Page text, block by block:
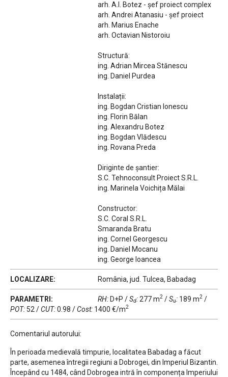
arh. A.I. Botez - șef proiect complex
arh. Andrei Atanasiu - șef proiect
arh. Marius Enache
arh. Octavian Nistoroiu
Structură:
ing. Adrian Mircea Stănescu
ing. Daniel Purdea
Instalații:
ing. Bogdan Cristian Ionescu
ing. Florin Bălan
ing. Alexandru Botez
ing. Bogdan Vlădescu
ing. Rovana Preda
Diriginte de șantier:
S.C. Tehnoconsult Proiect S.R.L.
ing. Marinela Voichița Mălai
Constructor:
S.C. Coral S.R.L.
Smaranda Bratu
ing. Cornel Georgescu
ing. Daniel Mocanu
ing. George Ioancea
LOCALIZARE: România, jud. Tulcea, Babadag
PARAMETRI: RH:D+P /Sd:277 m2 /Su: 189 m2 /
POT: 52 /CUT:0.98 /Cost: 1400 €/m2
Comentariul autorului:
În perioada medievală timpurie, localitatea Babadag a făcut
parte, asemenea întregii regiuni a Dobrogei, din Imperiul Bizantin.
Începând cu 1484, când Dobrogea intră în componența Imperiului